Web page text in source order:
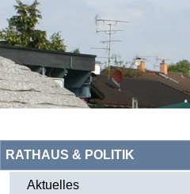
RATHAUS & POLITIK
Aktuelles